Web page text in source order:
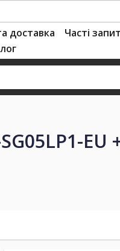
доставка
Часті
EU